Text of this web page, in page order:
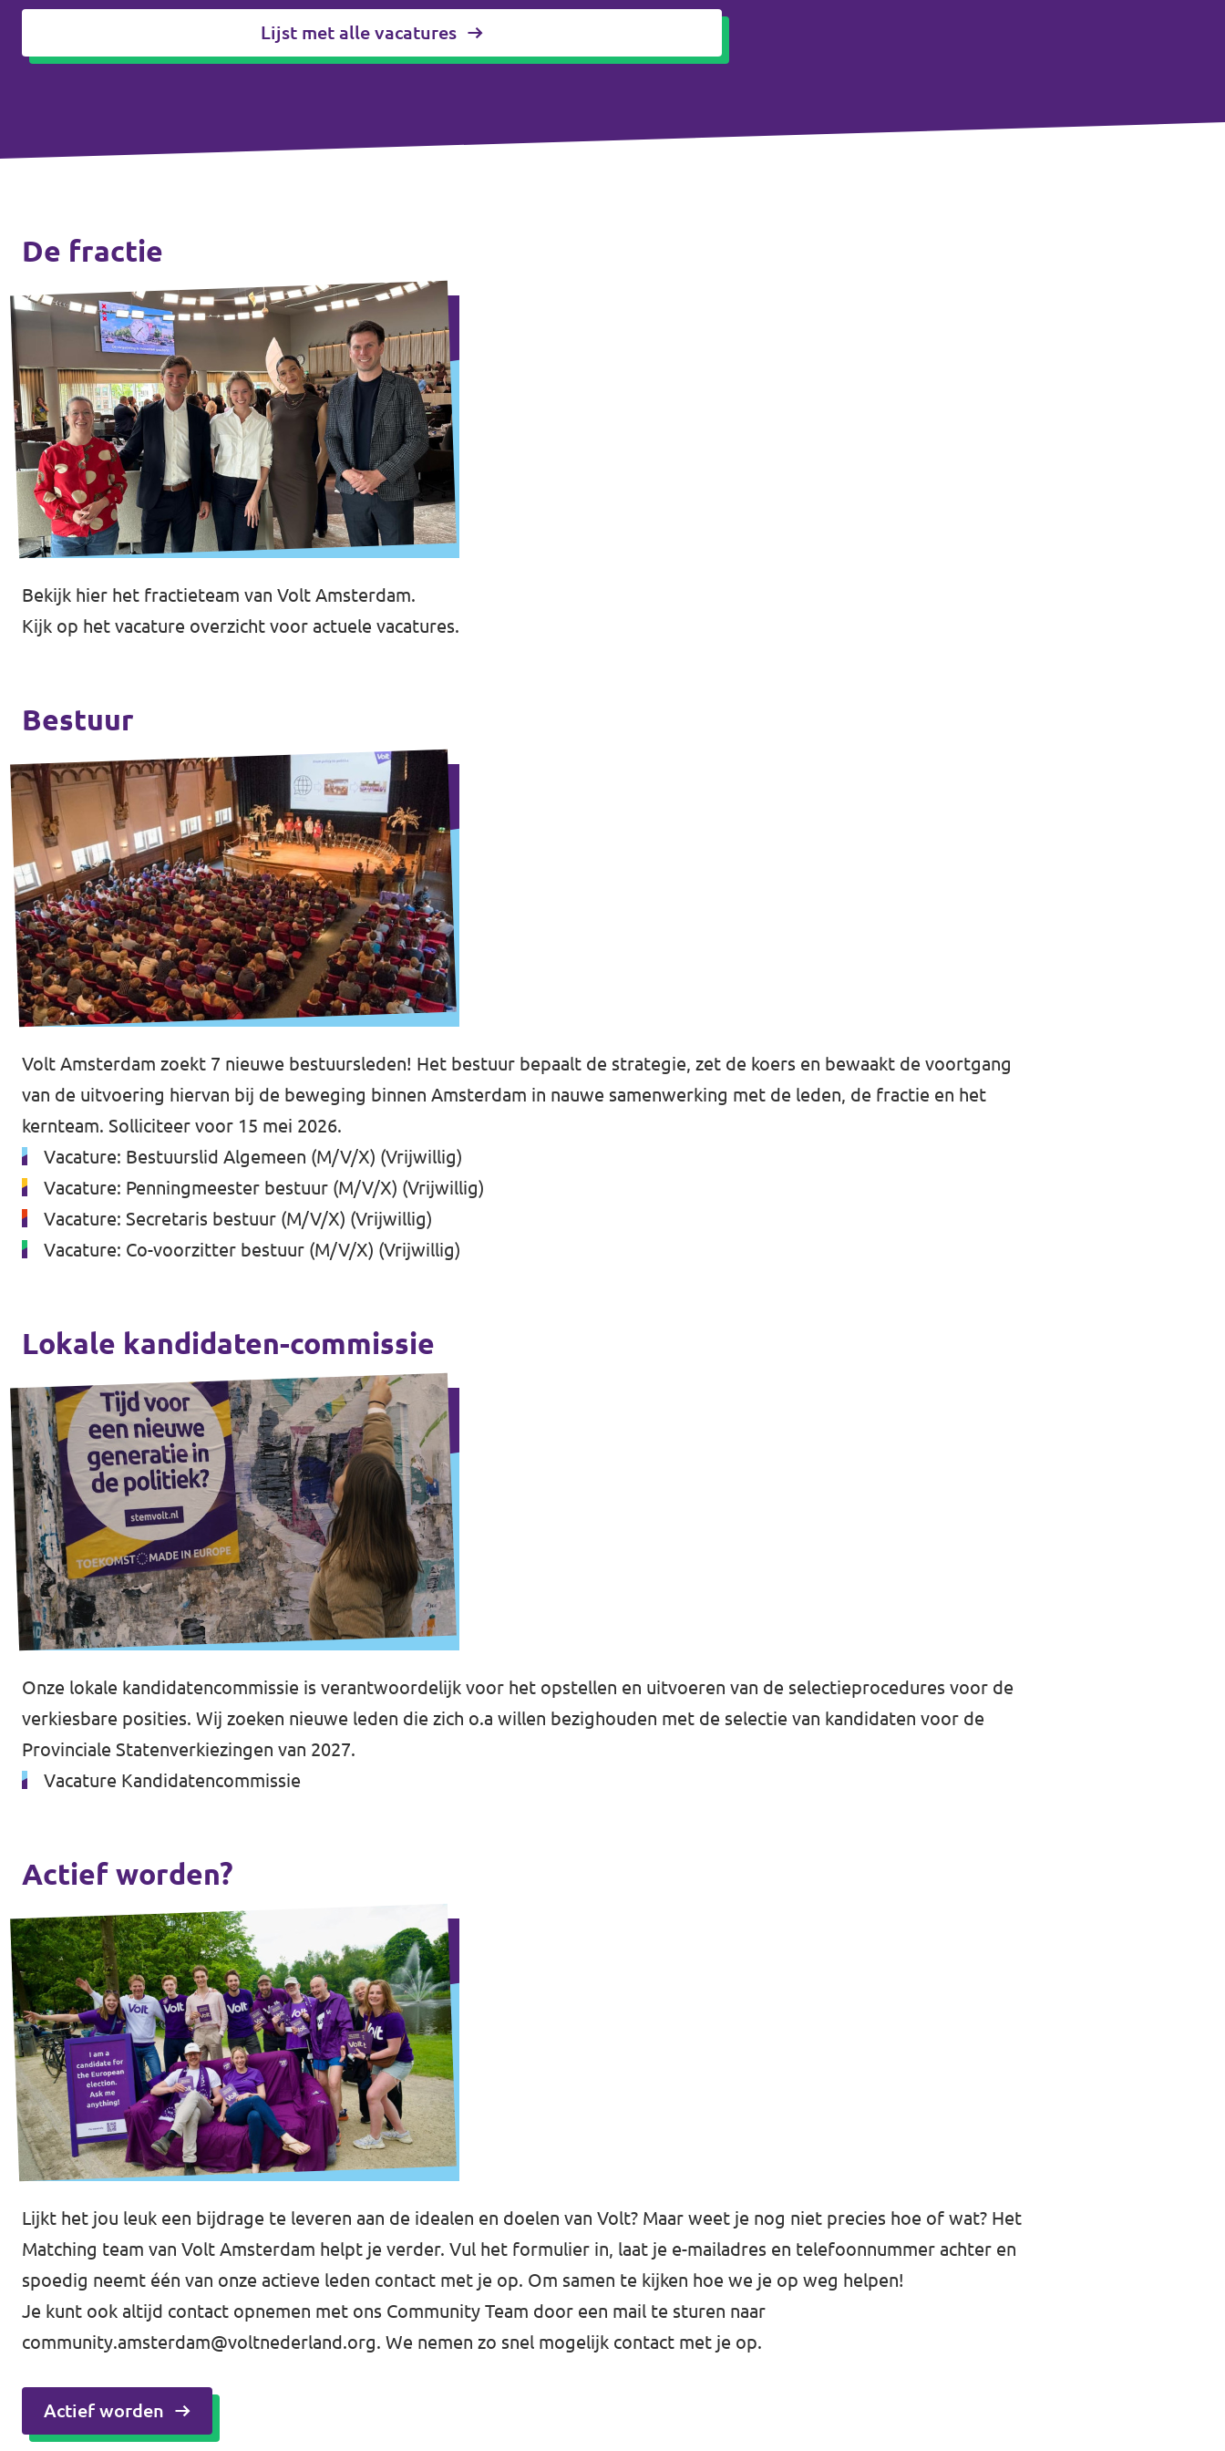
↗️ Overzicht alle Nederlandse afdelingen
Doe mee
Vacatures
Contact
Lijst met alle vacatures
De fractie
Bekijk hier het fractieteam van Volt Amsterdam.
Kijk op het vacature overzicht voor actuele vacatures.
Bestuur
Volt Amsterdam zoekt 7 nieuwe bestuursleden! Het bestuur bepaalt de strategie, zet de koers en bewaakt de voortgang
van de uitvoering hiervan bij de beweging binnen Amsterdam in nauwe samenwerking met de leden, de fractie en het
kernteam. Solliciteer voor 15 mei 2026.
Vacature: Bestuurslid Algemeen (M/V/X) (Vrijwillig)
Vacature: Penningmeester bestuur (M/V/X) (Vrijwillig)
Vacature: Secretaris bestuur (M/V/X) (Vrijwillig)
Vacature: Co-voorzitter bestuur (M/V/X) (Vrijwillig)
Lokale kandidaten-commissie
Onze lokale kandidatencommissie is verantwoordelijk voor het opstellen en uitvoeren van de selectieprocedures voor de
verkiesbare posities. Wij zoeken nieuwe leden die zich o.a willen bezighouden met de selectie van kandidaten voor de
Provinciale Statenverkiezingen van 2027.
Vacature Kandidatencommissie
Actief worden?
Lijkt het jou leuk een bijdrage te leveren aan de idealen en doelen van Volt? Maar weet je nog niet precies hoe of wat? Het
Matching team van Volt Amsterdam helpt je verder. Vul het formulier in, laat je e-mailadres en telefoonnummer achter en
spoedig neemt één van onze actieve leden contact met je op. Om samen te kijken hoe we je op weg helpen!
Je kunt ook altijd contact opnemen met ons Community Team door een mail te sturen naar
community.amsterdam@voltnederland.org. We nemen zo snel mogelijk contact met je op.
Actief worden